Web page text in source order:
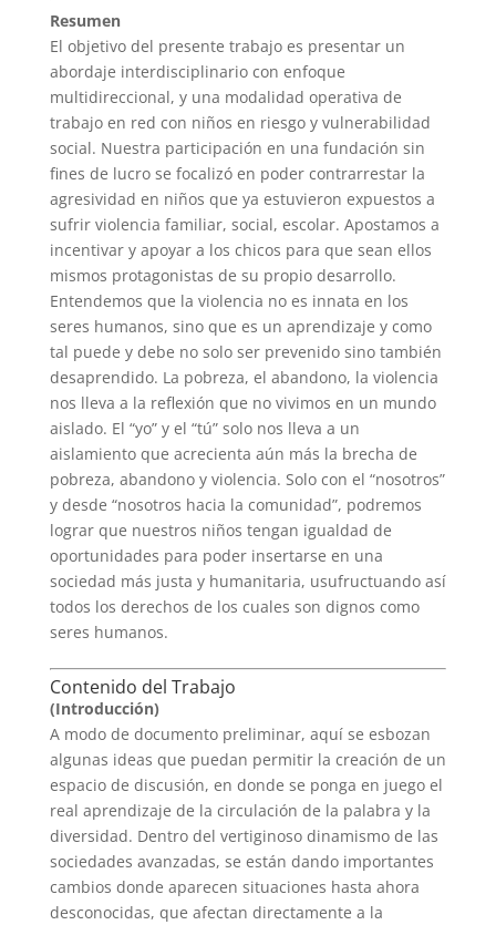
Resumen
El objetivo del presente trabajo es presentar un
abordaje interdisciplinario con enfoque
multidireccional, y una modalidad operativa de
trabajo en red con niños en riesgo y vulnerabilidad
social. Nuestra participación en una fundación sin
fines de lucro se focalizó en poder contrarrestar la
agresividad en niños que ya estuvieron expuestos a
sufrir violencia familiar, social, escolar. Apostamos a
incentivar y apoyar a los chicos para que sean ellos
mismos protagonistas de su propio desarrollo.
Entendemos que la violencia no es innata en los
seres humanos, sino que es un aprendizaje y como
tal puede y debe no solo ser prevenido sino también
desaprendido. La pobreza, el abandono, la violencia
nos lleva a la reflexión que no vivimos en un mundo
aislado. El “yo” y el “tú” solo nos lleva a un
aislamiento que acrecienta aún más la brecha de
pobreza, abandono y violencia. Solo con el “nosotros”
y desde “nosotros hacia la comunidad”, podremos
lograr que nuestros niños tengan igualdad de
oportunidades para poder insertarse en una
sociedad más justa y humanitaria, usufructuando así
todos los derechos de los cuales son dignos como
seres humanos.
Contenido del Trabajo
(Introducción)
A modo de documento preliminar, aquí se esbozan
algunas ideas que puedan permitir la creación de un
espacio de discusión, en donde se ponga en juego el
real aprendizaje de la circulación de la palabra y la
diversidad. Dentro del vertiginoso dinamismo de las
sociedades avanzadas, se están dando importantes
cambios donde aparecen situaciones hasta ahora
desconocidas, que afectan directamente a la